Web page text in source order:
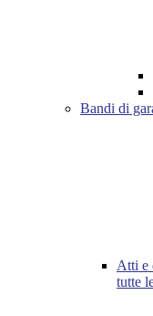
Bandi di
Atti e
tutte